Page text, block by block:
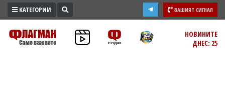
ПРОМО
ЗОНА
КАТЕГОРИИ ВАШИЯТ СИГНАЛ
НОВИНИТЕ
ДНЕС: 25